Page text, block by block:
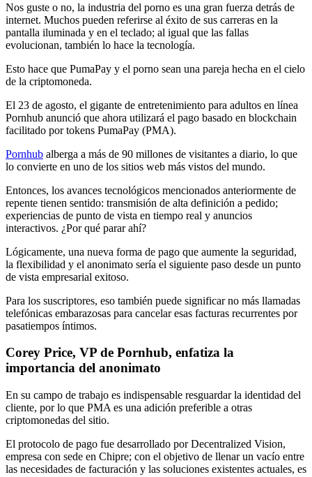
Nos guste o no, la industria del porno es una gran fuerza detrás de
internet. Muchos pueden referirse al éxito de sus carreras en la
pantalla iluminada y en el teclado; al igual que las fallas
evolucionan, también lo hace la tecnología.
Esto hace que PumaPay y el porno sean una pareja hecha en el cielo
de la criptomoneda.
El 23 de agosto, el gigante de entretenimiento para adultos en línea
Pornhub anunció que ahora utilizará el pago basado en blockchain
facilitado por tokens PumaPay (PMA).
Pornhub alberga a más de 90 millones de visitantes a diario, lo que
lo convierte en uno de los sitios web más vistos del mundo.
Entonces, los avances tecnológicos mencionados anteriormente de
repente tienen sentido: transmisión de alta definición a pedido;
experiencias de punto de vista en tiempo real y anuncios
interactivos. ¿Por qué parar ahí?
Lógicamente, una nueva forma de pago que aumente la seguridad,
la flexibilidad y el anonimato sería el siguiente paso desde un punto
de vista empresarial exitoso.
Para los suscriptores, eso también puede significar no más llamadas
telefónicas embarazosas para cancelar esas facturas recurrentes por
pasatiempos íntimos.
Corey Price, VP de Pornhub, enfatiza la
importancia del anonimato
En su campo de trabajo es indispensable resguardar la identidad del
cliente, por lo que PMA es una adición preferible a otras
criptomonedas del sitio.
El protocolo de pago fue desarrollado por Decentralized Vision,
empresa con sede en Chipre; con el objetivo de llenar un vacío entre
las necesidades de facturación y las soluciones existentes actuales, es